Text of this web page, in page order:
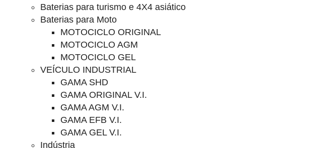
Baterias para turismo e 4X4 asiático
Baterias para Moto
MOTOCICLO ORIGINAL
MOTOCICLO AGM
MOTOCICLO GEL
VEÍCULO INDUSTRIAL
GAMA SHD
GAMA ORIGINAL V.I.
GAMA AGM V.I.
GAMA EFB V.I.
GAMA GEL V.I.
Indústria